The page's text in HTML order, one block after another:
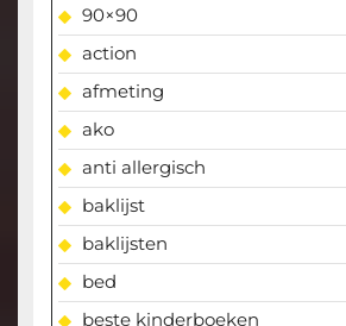
90×90
action
afmeting
ako
anti allergisch
baklijst
baklijsten
bed
beste kinderboeken